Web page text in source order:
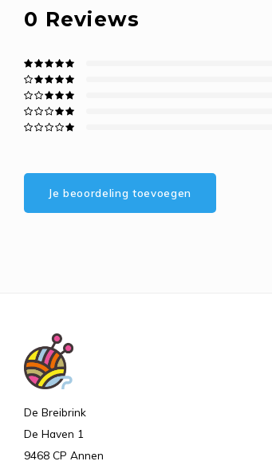
0 Reviews
Je beoordeling toevoegen
De Breibrink
De Haven 1
9468 CP Annen